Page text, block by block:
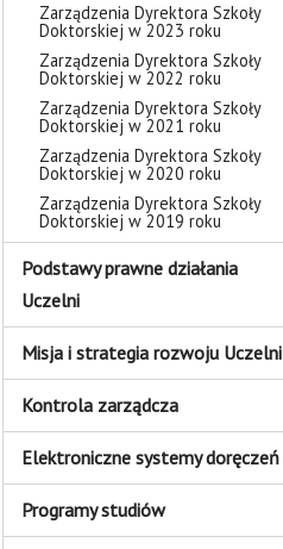
Zarządzenia Dyrektora Szkoły
Doktorskiej w 2023 roku
Zarządzenia Dyrektora Szkoły
Doktorskiej w 2022 roku
Zarządzenia Dyrektora Szkoły
Doktorskiej w 2021 roku
Zarządzenia Dyrektora Szkoły
Doktorskiej w 2020 roku
Zarządzenia Dyrektora Szkoły
Doktorskiej w 2019 roku
Podstawy prawne działania
Uczelni
Misja i strategia rozwoju Uczelni
Kontrola zarządcza
Elektroniczne systemy doręczeń
Programy studiów